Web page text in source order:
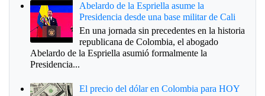
Abelardo de la Espriella asume la
Presidencia desde una base militar de Cali
En una jornada sin precedentes en la historia
republicana de Colombia, el abogado
Abelardo de la Espriella asumió formalmente la
Presidencia...
El precio del dólar en Colombia para HOY